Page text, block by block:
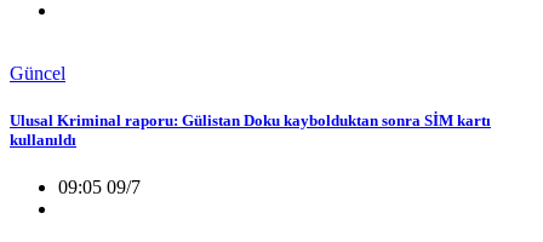
Güncel
Ulusal Kriminal raporu: Gülistan Doku kaybolduktan sonra SİM kartı
kullanıldı
09:05 09/7